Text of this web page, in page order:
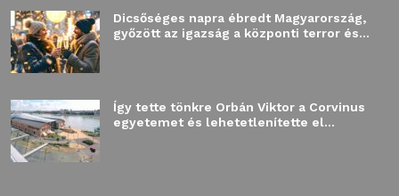
Dicsőséges napra ébredt Magyarország,
győzött az igazság a központi terror és...
Így tette tönkre Orbán Viktor a Corvinus
egyetemet és lehetetlenítette el...